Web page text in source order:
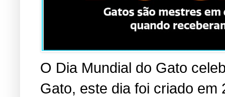
O Dia Mundial do Gato
Gato, este dia foi criado em